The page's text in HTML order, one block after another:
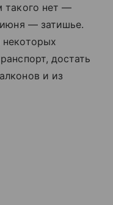
такого нет —
июня — затишье.
достать
и из